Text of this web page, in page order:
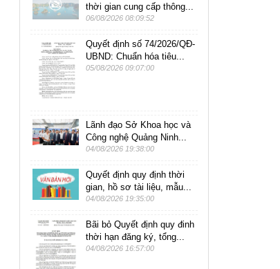
thời gian cung cấp thông...
06/08/2026 08:09:52
Quyết định số 74/2026/QĐ-
UBND: Chuẩn hóa tiêu...
05/08/2026 09:07:00
Lãnh đạo Sở Khoa học và
Công nghệ Quảng Ninh...
04/08/2026 19:38:00
Quyết định quy định thời
gian, hồ sơ tài liệu, mẫu...
04/08/2026 19:35:00
Bãi bỏ Quyết định quy đinh
thời hạn đăng ký, tổng...
04/08/2026 16:57:00